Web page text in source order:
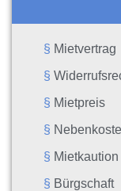
Mietvertrag
Mietpreis
Mietkaution
Bürgschaft